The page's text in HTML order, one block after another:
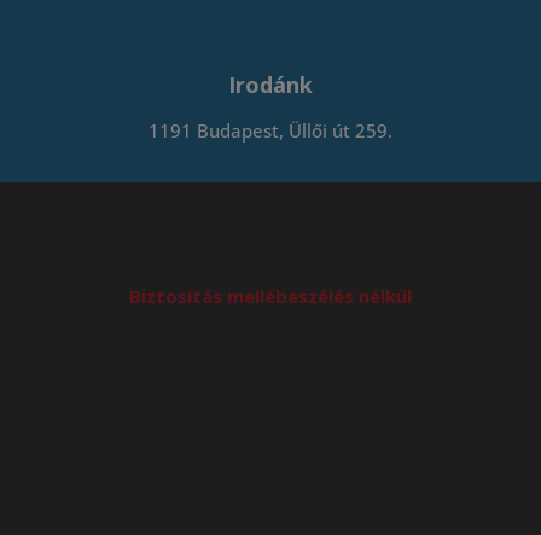
Irodánk
1191 Budapest, Üllői út 259.
Biztosítás mellébeszélés nélkül